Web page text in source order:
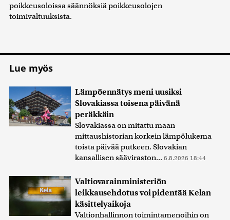
poikkeusoloissa säännöksiä poikkeusolojen
toimivaltuuksista.
Lue myös
Lämpöennätys meni uusiksi
Slovakiassa toisena päivänä
peräkkäin
Slovakiassa on mitattu maan
mittaushistorian korkein lämpölukema
toista päivää putkeen. Slovakian
kansallisen sääviraston... 6.8.2026 18:44
Valtiovarainministeriön
leikkausehdotus voi pidentää Kelan
käsittelyaikoja
Valtionhallinnon toimintamenoihin on